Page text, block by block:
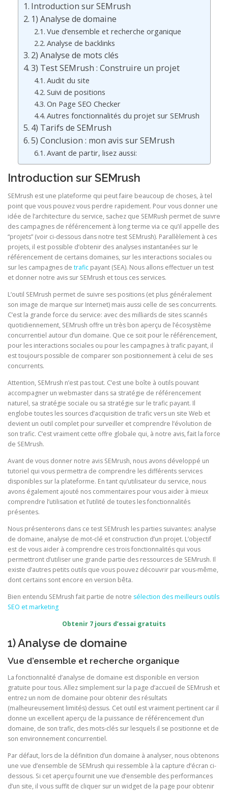
Introduction sur SEMrush
1) Analyse de domaine
Vue d’ensemble et recherche organique
Analyse de backlinks
2) Analyse de mots clés
3) Test SEMrush : Construire un projet
Audit du site
Suivi de positions
On Page SEO Checker
Autres fonctionnalités du projet sur SEMrush
4) Tarifs de SEMrush
5) Conclusion : mon avis sur SEMrush
Avant de partir, lisez aussi:
Introduction sur SEMrush
SEMrush est une plateforme qui peut faire beaucoup de choses, à tel
point que vous pouvez vous perdre rapidement. Pour vous donner une
idée de l’architecture du service, sachez que SEMRush permet de suivre
des campagnes de référencement à long terme via ce qu’il appelle des
“projets” (voir ci-dessous dans notre test SEMrush). Parallèlement à ces
projets, il est possible d’obtenir des analyses instantanées sur le
référencement de certains domaines, sur les interactions sociales ou
sur les campagnes de trafic payant (SEA). Nous allons effectuer un test
et donner notre avis sur SEMrush et tous ces services.
L’outil SEMrush permet de suivre ses positions (et plus généralement
son image de marque sur Internet) mais aussi celle de ses concurrents.
C’est la grande force du service: avec des milliards de sites scannés
quotidiennement, SEMrush offre un très bon aperçu de l’écosystème
concurrentiel autour d’un domaine. Que ce soit pour le référencement,
pour les interactions sociales ou pour les campagnes à trafic payant, il
est toujours possible de comparer son positionnement à celui de ses
concurrents.
Attention, SEMrush n’est pas tout. C’est une boîte à outils pouvant
accompagner un webmaster dans sa stratégie de référencement
naturel, sa stratégie sociale ou sa stratégie sur le trafic payant. Il
englobe toutes les sources d’acquisition de trafic vers un site Web et
devient un outil complet pour surveiller et comprendre l’évolution de
son trafic. C’est vraiment cette offre globale qui, à notre avis, fait la force
de SEMrush.
Avant de vous donner notre avis SEMrush, nous avons développé un
tutoriel qui vous permettra de comprendre les différents services
disponibles sur la plateforme. En tant qu’utilisateur du service, nous
avons également ajouté nos commentaires pour vous aider à mieux
comprendre l’utilisation et l’utilité de toutes les fonctionnalités
présentes.
Nous présenterons dans ce test SEMrush les parties suivantes: analyse
de domaine, analyse de mot-clé et construction d’un projet. L’objectif
est de vous aider à comprendre ces trois fonctionnalités qui vous
permettront d’utiliser une grande partie des ressources de SEMrush. Il
existe d’autres petits outils que vous pouvez découvrir par vous-même,
dont certains sont encore en version bêta.
Bien entendu SEMrush fait partie de notre sélection des meilleurs outils
SEO et marketing
Obtenir 7 jours d’essai gratuits
1) Analyse de domaine
Vue d’ensemble et recherche organique
La fonctionnalité d’analyse de domaine est disponible en version
gratuite pour tous. Allez simplement sur la page d’accueil de SEMrush et
entrez un nom de domaine pour obtenir des résultats
(malheureusement limités) dessus. Cet outil est vraiment pertinent car il
donne un excellent aperçu de la puissance de référencement d’un
domaine, de son trafic, des mots-clés sur lesquels il se positionne et de
son environnement concurrentiel.
Par défaut, lors de la définition d’un domaine à analyser, nous obtenons
une vue d’ensemble de SEMrush qui ressemble à la capture d’écran ci-
dessous. Si cet aperçu fournit une vue d’ensemble des performances
d’un site, il vous suffit de cliquer sur un widget de la page pour obtenir